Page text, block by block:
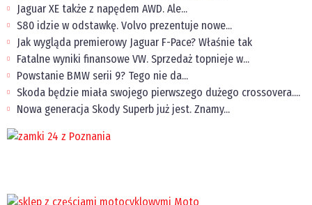
Jaguar XE także z napędem AWD. Ale...
S80 idzie w odstawkę. Volvo prezentuje nowe...
Jak wygląda premierowy Jaguar F-Pace? Właśnie tak
Fatalne wyniki finansowe VW. Sprzedaż topnieje w...
Powstanie BMW serii 9? Tego nie da...
Skoda będzie miała swojego pierwszego dużego crossovera....
Nowa generacja Skody Superb już jest. Znamy...